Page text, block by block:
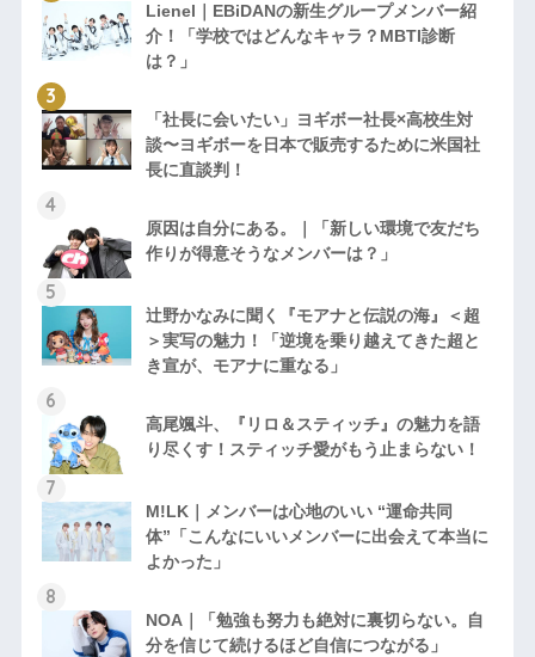
Lienel｜EBiDANの新生グループメンバー紹
介！「学校ではどんなキャラ？MBTI診断
は？」
「社長に会いたい」ヨギボー社長×高校生対
談〜ヨギボーを日本で販売するために米国社
長に直談判！
原因は自分にある。｜「新しい環境で友だち
作りが得意そうなメンバーは？」
辻野かなみに聞く『モアナと伝説の海』＜超
＞実写の魅力！「逆境を乗り越えてきた超と
き宣が、モアナに重なる」
高尾颯斗、『リロ＆スティッチ』の魅力を語
り尽くす！スティッチ愛がもう止まらない！
M!LK｜メンバーは心地のいい “運命共同
体”「こんなにいいメンバーに出会えて本当に
よかった」
NOA｜「勉強も努力も絶対に裏切らない。自
分を信じて続けるほど自信につながる」